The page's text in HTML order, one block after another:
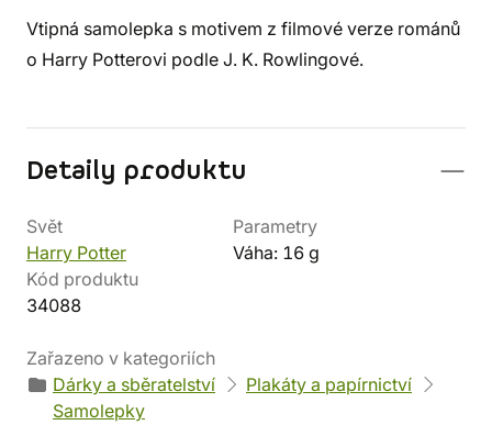
Vtipná samolepka s motivem z filmové verze románů
o Harry Potterovi podle J. K. Rowlingové.
Detaily produktu
Svět
Harry Potter
Parametry
Váha: 16 g
Kód produktu
34088
Zařazeno v kategoriích
Dárky a sběratelství
Plakáty a papírnictví
Samolepky